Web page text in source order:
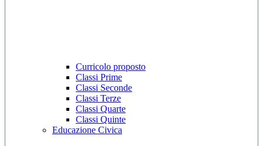
Curricolo proposto
Classi Prime
Classi Seconde
Classi Terze
Classi Quarte
Classi Quinte
Educazione Civica